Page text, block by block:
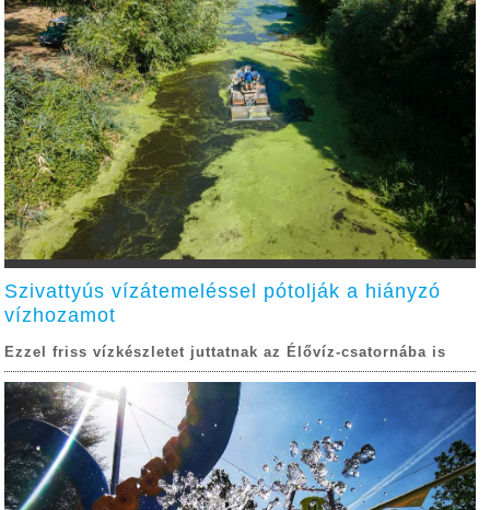
Szivattyús vízátemeléssel pótolják a hiányzó
vízhozamot
Ezzel friss vízkészletet juttatnak az Élővíz-csatornába is